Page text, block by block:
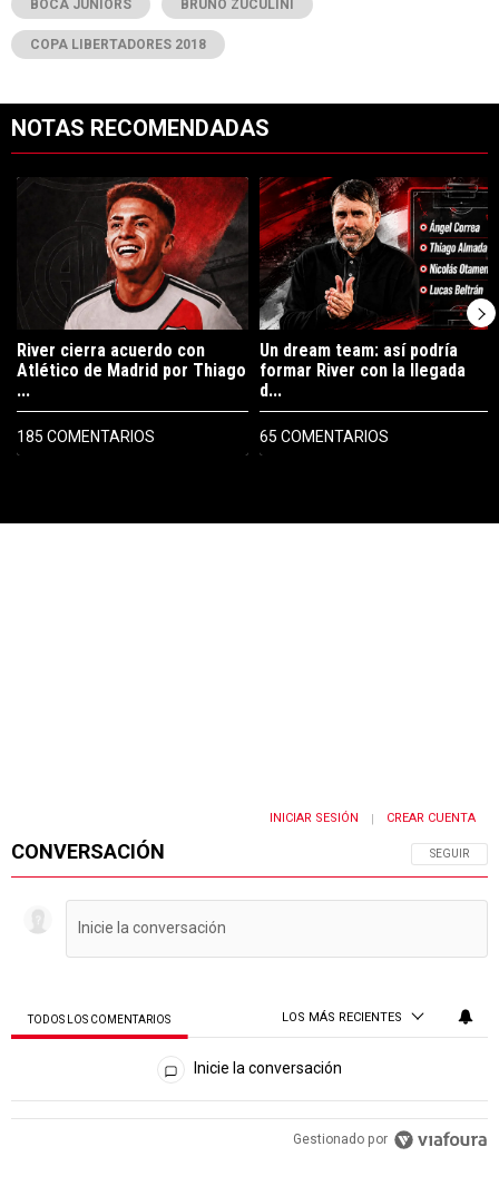
BOCA JUNIORS BRUNO ZUCULINI
COPA LIBERTADORES 2018
NOTAS RECOMENDADAS
Un artículo de tendencia con el título "River cierra acuerdo con
River cierra acuerdo con
Atlético de Madrid por Thiago
...
185 COMENTARIOS
Un artículo de tendencia con el
Un dream team: así podría
formar River con la llegada
d...
65 COMENTARIOS
CONVERSACIÓN SIGA ESTA
SEGUIR
INICIAR SESIÓN | CREAR CUENTA
TODOS LOS COMENTARIOS LOS MÁS RECIENTES
Todos los comentarios
Inicie la conversación